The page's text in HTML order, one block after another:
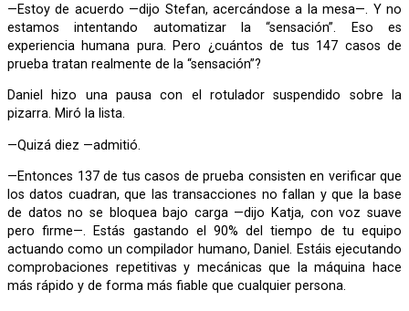
—Estoy de acuerdo —dijo Stefan, acercándose a la mesa—. Y no
estamos intentando automatizar la “sensación”. Eso es
experiencia humana pura. Pero ¿cuántos de tus 147 casos de
prueba tratan realmente de la “sensación”?
Daniel hizo una pausa con el rotulador suspendido sobre la
pizarra. Miró la lista.
—Quizá diez —admitió.
—Entonces 137 de tus casos de prueba consisten en verificar que
los datos cuadran, que las transacciones no fallan y que la base
de datos no se bloquea bajo carga —dijo Katja, con voz suave
pero firme—. Estás gastando el 90% del tiempo de tu equipo
actuando como un compilador humano, Daniel. Estáis ejecutando
comprobaciones repetitivas y mecánicas que la máquina hace
más rápido y de forma más fiable que cualquier persona.